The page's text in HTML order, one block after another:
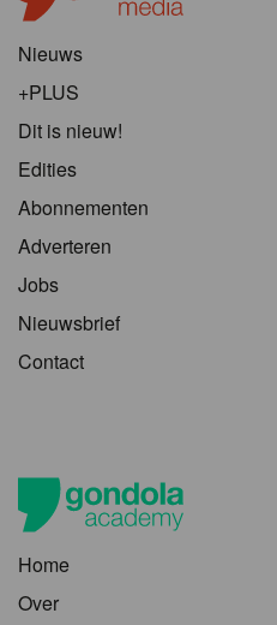
Nieuws
+PLUS
Dit is nieuw!
Edities
Abonnementen
Adverteren
Jobs
Nieuwsbrief
Contact
Home
Over